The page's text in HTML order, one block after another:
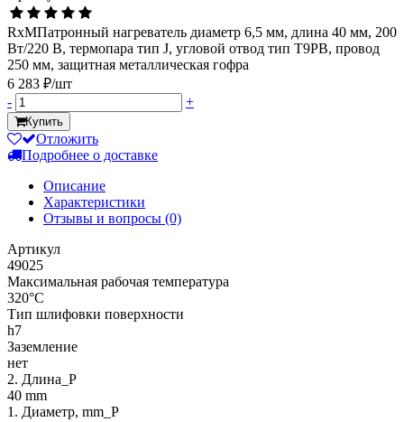
RxMПатронный нагреватель диаметр 6,5 мм, длина 40 мм, 200
Вт/220 В, термопара тип J, угловой отвод тип Т9РВ, провод
250 мм, защитная металлическая гофра
6 283 ₽/шт
-
+
Купить
Отложить
Подробнее о доставке
Описание
Характеристики
Отзывы и вопросы (0)
Артикул
49025
Максимальная рабочая температура
320°C
Тип шлифовки поверхности
h7
Заземление
нет
2. Длина_P
40 mm
1. Диаметр, mm_P